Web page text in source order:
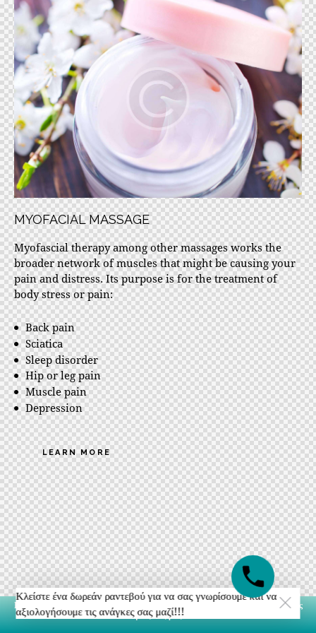
MYOFACIAL MASSAGE
Myofascial therapy among other massages works the
broader network of muscles that might be causing your
pain and distress. Its purpose is for the treatment of
body stress or pain:
Back pain
Sciatica
Sleep disorder
Hip or leg pain
Muscle pain
Depression
LEARN MORE
Κλείστε ένα δωρεάν ραντεβού για να σας γνωρίσουμε και να
αξιολογήσουμε τις ανάγκες σας μαζί!!!
Κλείστε ένα δωρεάν ραντεβού για να σας γνωρίσουμε και να αξιολογήσουμε τις
ανάγκες σας μαζί!!!